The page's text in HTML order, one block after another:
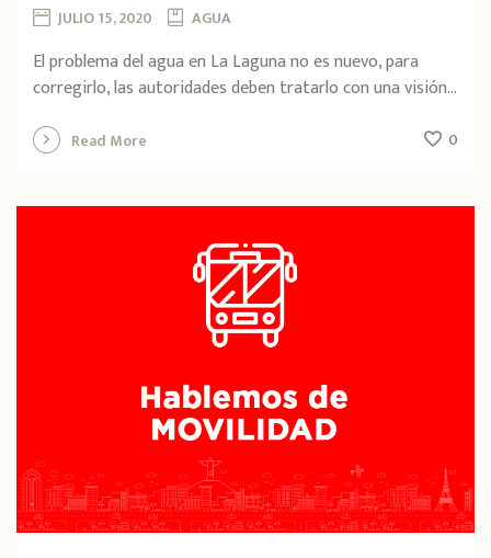
JULIO 15, 2020 AGUA
El problema del agua en La Laguna no es nuevo, para
corregirlo, las autoridades deben tratarlo con una visión...
Read More 0